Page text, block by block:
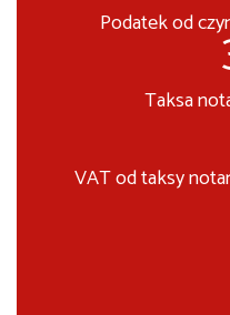
Podatek od
Taksa
VAT od taksy